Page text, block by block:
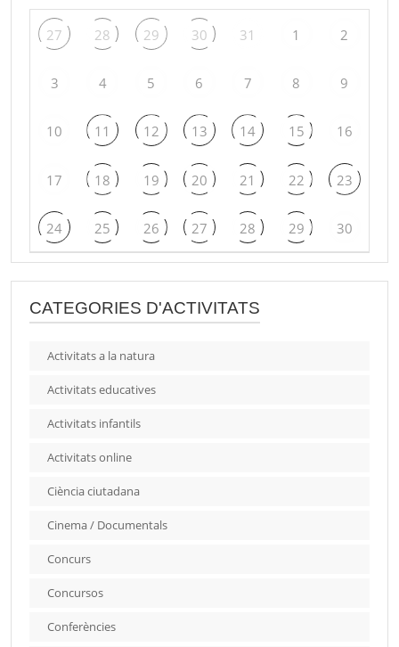
27 28 29 30 31 1 2
3 4 5 6 7 8 9
10 11 12 13 14 15 16
17 18 19 20 21 22 23
24 25 26 27 28 29 30
CATEGORIES D'ACTIVITATS
Activitats a la natura
Activitats educatives
Activitats infantils
Activitats online
Ciència ciutadana
Cinema / Documentals
Concurs
Concursos
Conferències